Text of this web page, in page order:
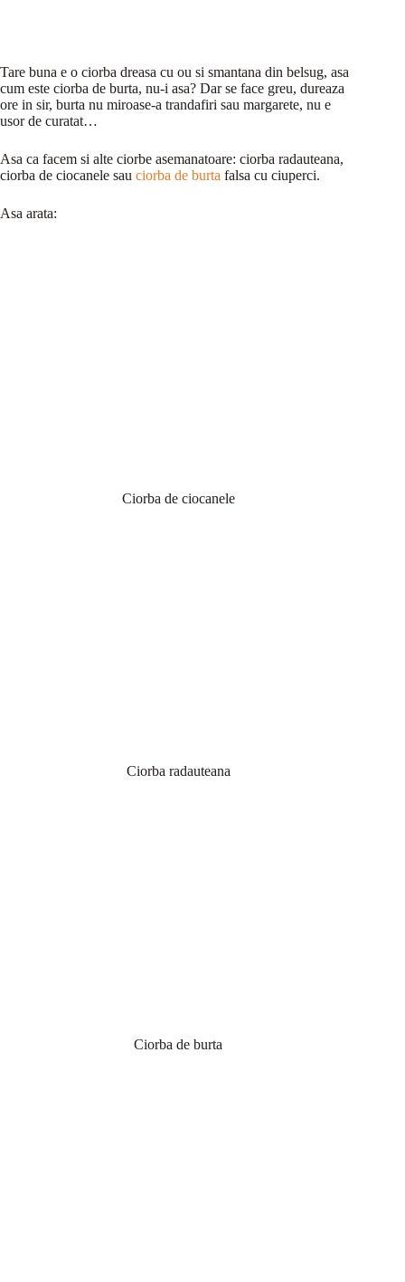
Tare buna e o ciorba dreasa cu ou si smantana din belsug, asa
cum este ciorba de burta, nu-i asa? Dar se face greu, dureaza
ore in sir, burta nu miroase-a trandafiri sau margarete, nu e
usor de curatat…
Asa ca facem si alte ciorbe asemanatoare: ciorba radauteana,
ciorba de ciocanele sau ciorba de burta falsa cu ciuperci.
Asa arata:
Ciorba de ciocanele
Ciorba radauteana
Ciorba de burta